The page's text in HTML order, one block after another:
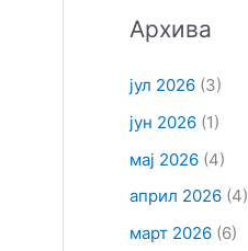
Архива
јул 2026(3)
јун 2026(1)
мај 2026(4)
април 2026(4)
март 2026(6)